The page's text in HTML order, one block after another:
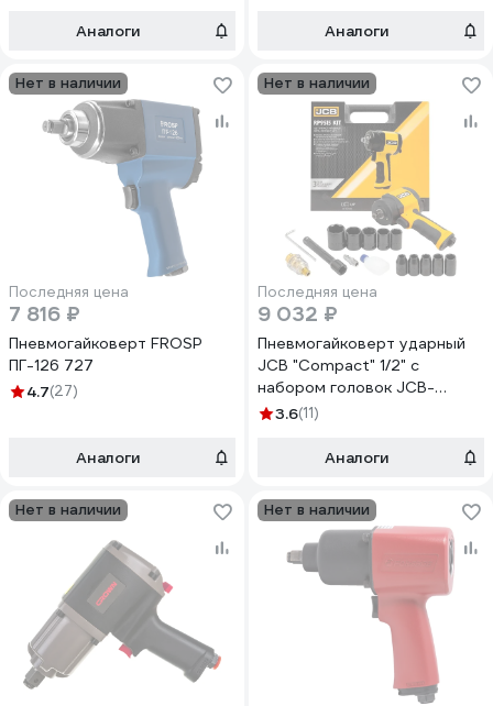
Аналоги Аналоги
Нет в наличии
Последняя цена
7 816 ₽
Пневмогайковерт FROSP
ПГ-126 727
4.7(27)
Аналоги
Нет в наличии
Последняя цена
9 032 ₽
Пневмогайковерт ударный
JCB "Compact" 1/2" с
набором головок JCB-
RP9515 KIT(58331)
3.6(11)
Аналоги
Нет в наличии Нет в наличии